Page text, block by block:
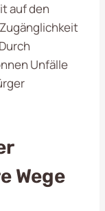
auf den
Unfälle
Wege